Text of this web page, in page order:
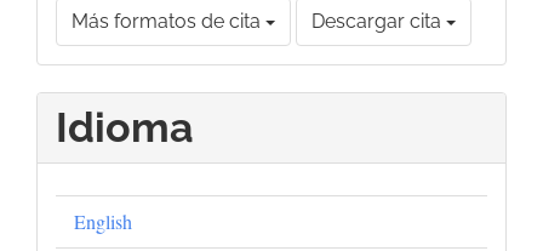
Más formatos de cita Descargar cita
Idioma
English